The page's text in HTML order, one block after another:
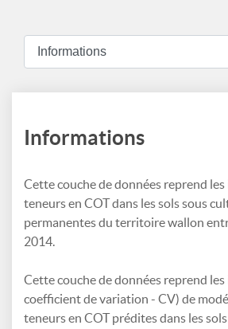
Informations
Cette couche de données reprend
teneurs en COT dans les sols sous
permanentes du territoire wallon
2014.
Cette couche de données reprend
coefficient de variation - CV) de
teneurs en COT prédites dans les